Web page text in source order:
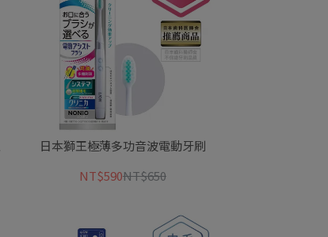
日本獅王極薄多功音波電動牙刷
NT$590NT$650